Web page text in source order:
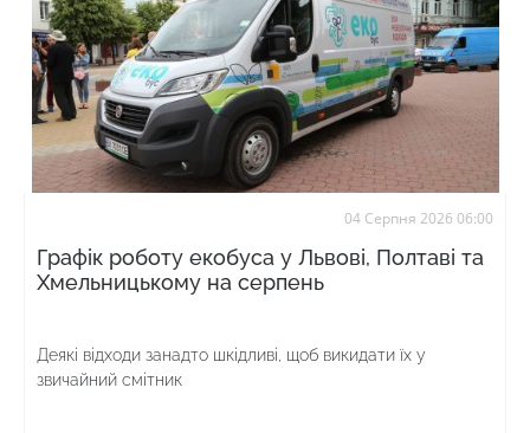
04 Серпня 2026 06:00
Графік роботу екобуса у Львові, Полтаві та
Хмельницькому на серпень
Деякі відходи занадто шкідливі, щоб викидати їх у
звичайний смітник